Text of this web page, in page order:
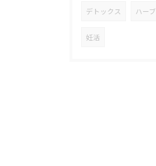
デトックス ハーブ
妊活